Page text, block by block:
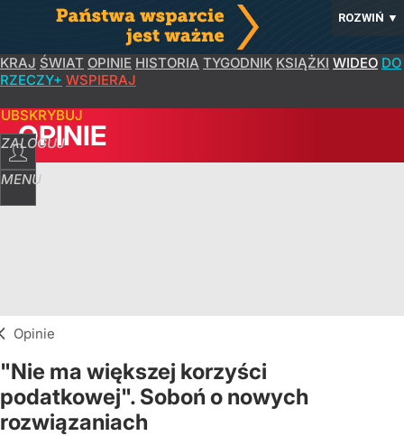
ROZWIŃ ▼
KRAJ ŚWIAT OPINIE HISTORIA TYGODNIK KSIĄŻKI WIDEO DO
RZECZY+ WSPIERAJ
ZALOGUJ
MENU
OPINIE
Opinie
"Nie ma większej korzyści
podatkowej". Soboń o nowych
rozwiązaniach